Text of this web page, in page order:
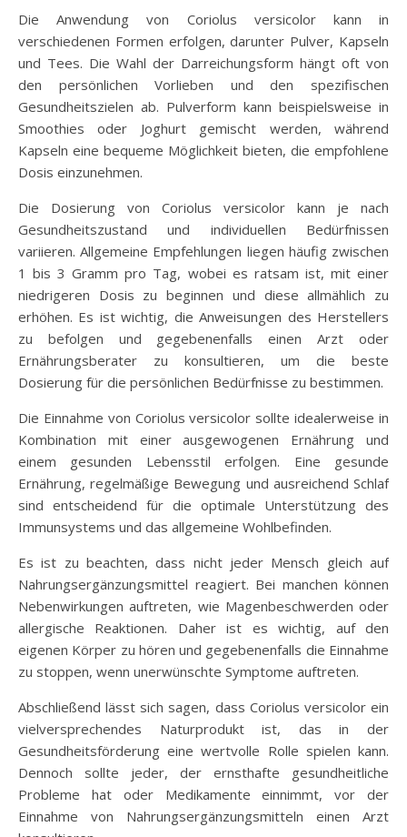
Die Anwendung von Coriolus versicolor kann in
verschiedenen Formen erfolgen, darunter Pulver, Kapseln
und Tees. Die Wahl der Darreichungsform hängt oft von
den persönlichen Vorlieben und den spezifischen
Gesundheitszielen ab. Pulverform kann beispielsweise in
Smoothies oder Joghurt gemischt werden, während
Kapseln eine bequeme Möglichkeit bieten, die empfohlene
Dosis einzunehmen.
Die Dosierung von Coriolus versicolor kann je nach
Gesundheitszustand und individuellen Bedürfnissen
variieren. Allgemeine Empfehlungen liegen häufig zwischen
1 bis 3 Gramm pro Tag, wobei es ratsam ist, mit einer
niedrigeren Dosis zu beginnen und diese allmählich zu
erhöhen. Es ist wichtig, die Anweisungen des Herstellers
zu befolgen und gegebenenfalls einen Arzt oder
Ernährungsberater zu konsultieren, um die beste
Dosierung für die persönlichen Bedürfnisse zu bestimmen.
Die Einnahme von Coriolus versicolor sollte idealerweise in
Kombination mit einer ausgewogenen Ernährung und
einem gesunden Lebensstil erfolgen. Eine gesunde
Ernährung, regelmäßige Bewegung und ausreichend Schlaf
sind entscheidend für die optimale Unterstützung des
Immunsystems und das allgemeine Wohlbefinden.
Es ist zu beachten, dass nicht jeder Mensch gleich auf
Nahrungsergänzungsmittel reagiert. Bei manchen können
Nebenwirkungen auftreten, wie Magenbeschwerden oder
allergische Reaktionen. Daher ist es wichtig, auf den
eigenen Körper zu hören und gegebenenfalls die Einnahme
zu stoppen, wenn unerwünschte Symptome auftreten.
Abschließend lässt sich sagen, dass Coriolus versicolor ein
vielversprechendes Naturprodukt ist, das in der
Gesundheitsförderung eine wertvolle Rolle spielen kann.
Dennoch sollte jeder, der ernsthafte gesundheitliche
Probleme hat oder Medikamente einnimmt, vor der
Einnahme von Nahrungsergänzungsmitteln einen Arzt